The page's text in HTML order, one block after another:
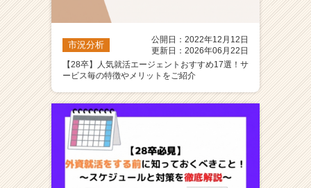
市況分析
公開日：2022年12月12日
更新日：2026年06月22日
【28卒】人気就活エージェントおすすめ17選！サ
ービス毎の特徴やメリットをご紹介